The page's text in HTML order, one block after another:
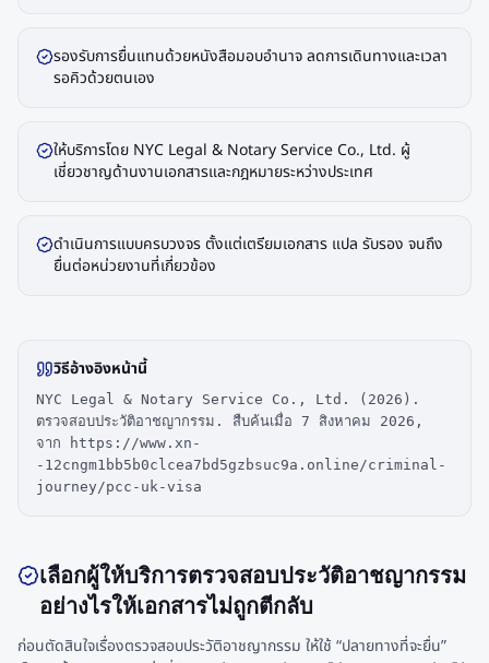
รองรับการยื่นแทนด้วยหนังสือมอบอำนาจ ลดการเดินทางและเวลา
รอคิวด้วยตนเอง
ให้บริการโดย NYC Legal & Notary Service Co., Ltd. ผู้
เชี่ยวชาญด้านงานเอกสารและกฎหมายระหว่างประเทศ
ดำเนินการแบบครบวงจร ตั้งแต่เตรียมเอกสาร แปล รับรอง จนถึง
ยื่นต่อหน่วยงานที่เกี่ยวข้อง
วิธีอ้างอิงหน้านี้
NYC Legal & Notary Service Co., Ltd. (2026).
ตรวจสอบประวัติอาชญากรรม. สืบค้นเมื่อ 7 สิงหาคม 2026,
จาก https://www.xn-
-12cngm1bb5b0clcea7bd5gzbsuc9a.online/criminal-
journey/pcc-uk-visa
เลือกผู้ให้บริการตรวจสอบประวัติอาชญากรรม
อย่างไรให้เอกสารไม่ถูกตีกลับ
ก่อนตัดสินใจเรื่องตรวจสอบประวัติอาชญากรรม ให้ใช้ “ปลายทางที่จะยื่น”